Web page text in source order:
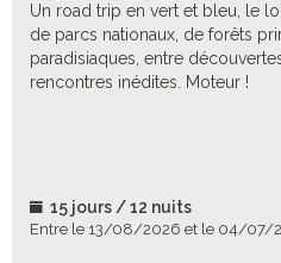
Un road trip en vert et bleu, le
de parcs nationaux, de forêts
paradisiaques, entre
rencontres inédites. Moteur !
15 jours / 12 nuits
Entre le 13/08/2026 et le 04/07/